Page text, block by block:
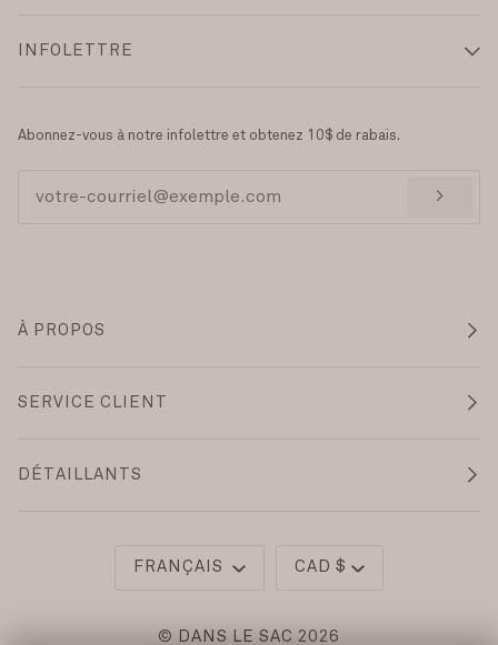
INFOLETTRE
Abonnez-vous à notre infolettre et obtenez 10$ de rabais.
>
À PROPOS
SERVICE CLIENT
DÉTAILLANTS
FRANÇAIS CAD $
© DANS LE SAC 2026